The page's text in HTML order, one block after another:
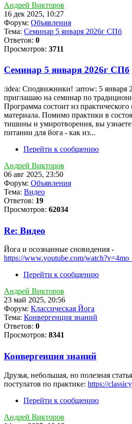
Андрей Викторов
16 дек 2025, 10:27
Форум: Объявления
Тема: Семинар 5 января 2026г СПб
Ответов: 0
Просмотров: 3711
Семинар 5 января 2026г СПб
:idea: Сподвижники! :arrow: 5 января
приглашаю на семинар по
Программа состоит из
материала. Помимо практики в
тишины и умиротворения, вы
питании для йога - как из...
Перейти к сообщению
Андрей Викторов
06 авг 2025, 23:50
Форум: Объявления
Тема: Видео
Ответов: 19
Просмотров: 62034
Re: Видео
Йога и осознанные сновидения -
https://www.youtube.com/
Перейти к сообщению
Андрей Викторов
23 май 2025, 20:56
Форум: Классическая Йога
Тема: Конвергенция знаний
Ответов: 0
Просмотров: 8341
Конвергенция знаний
Друзья, небольшая, но полезная
постулатов по практике: https://
Перейти к сообщению
Андрей Викторов